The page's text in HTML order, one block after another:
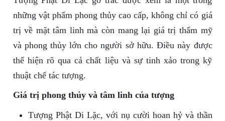
những vật phẩm phong thủy cao cấp, không chỉ có giá
trị về mặt tâm linh mà còn mang lại giá trị thẩm mỹ
và phong thủy lớn cho người sở hữu. Điều này được
thể hiện rõ qua cả chất liệu và sự tinh xảo trong kỹ
thuật chế tác tượng.
Giá trị phong thủy và tâm linh của tượng
Tượng Phật Di Lặc, với nụ cười hoan hỷ và thần